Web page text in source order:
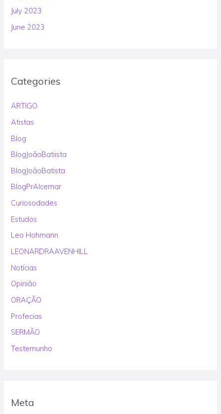
July 2023
June 2023
Categories
ARTIGO
Atistas
Blog
BlogJoãoBatiista
BlogJoãoBatista
BlogPrAlcemar
Curiosodades
Estudos
Leo Hohmann
LEONARDRAAVENHILL
Notícias
Opinião
ORAÇÃO
Profecias
SERMÃO
Testemunho
Meta